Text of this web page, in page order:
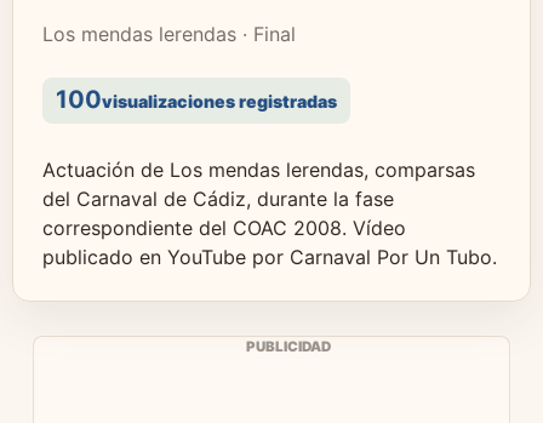
Los mendas lerendas · Final
100visualizaciones registradas
Actuación de Los mendas lerendas, comparsas
del Carnaval de Cádiz, durante la fase
correspondiente del COAC 2008. Vídeo
publicado en YouTube por Carnaval Por Un Tubo.
PUBLICIDAD